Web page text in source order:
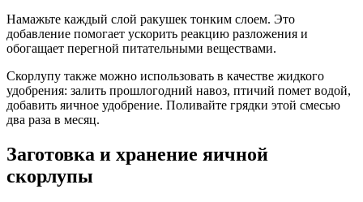
Намажьте каждый слой ракушек тонким слоем. Это
добавление помогает ускорить реакцию разложения и
обогащает перегной питательными веществами.
Скорлупу также можно использовать в качестве жидкого
удобрения: залить прошлогодний навоз, птичий помет водой,
добавить яичное удобрение. Поливайте грядки этой смесью
два раза в месяц.
Заготовка и хранение яичной
скорлупы